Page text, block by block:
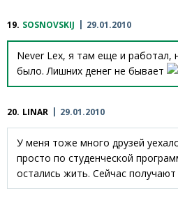
19. SOSNOVSKIJ 29.01.2010
Never Lex, я там еще и работал,
было. Лишних денег не бывает
20. LINAR 29.01.2010
У меня тоже много друзей
просто по студенческой
остались жить. Сейчас